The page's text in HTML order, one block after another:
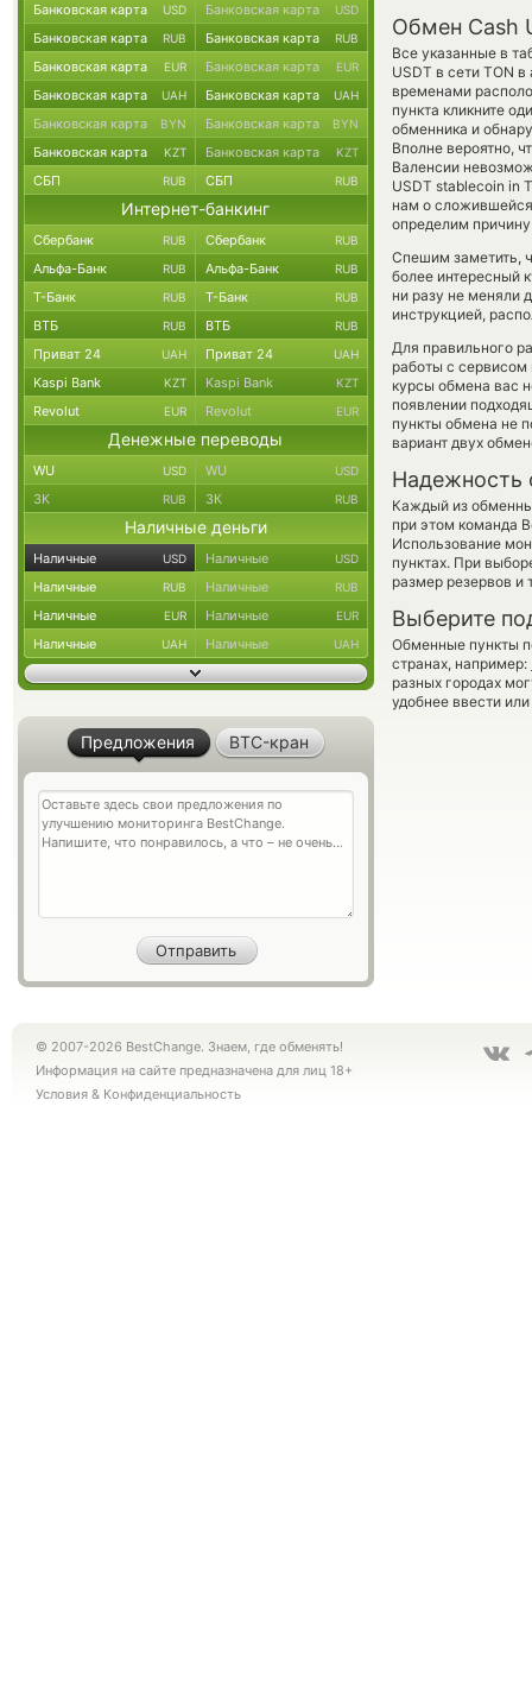
Обмен Cash
Все указанные в
USDT в сети TON
временами
пункта кликните
обменника и
Вполне вероятно,
Валенсии
USDT stablecoin in
нам о
определим
Спешим заметить,
более интересный
ни разу не меняли
инструкцией,
Для правильного
работы с
курсы обмена вас
появлении
пункты обмена не
вариант двух
Надежность
Каждый из
при этом команда
Использование
пунктах. При
размер резервов и
Выберите
Обменные пункты
странах, например:
разных городах
удобнее ввести
Банковская карта USD Банковская карта USD
Банковская карта RUB Банковская карта RUB
Банковская карта EUR Банковская карта EUR
Банковская карта UAH Банковская карта UAH
Банковская карта BYN Банковская карта BYN
Банковская карта KZT Банковская карта KZT
СБП RUB СБП RUB
Интернет-банкинг
Сбербанк RUB Сбербанк RUB
Альфа-Банк RUB Альфа-Банк RUB
Т-Банк RUB Т-Банк RUB
ВТБ RUB ВТБ RUB
Приват 24 UAH Приват 24 UAH
Kaspi Bank KZT Kaspi Bank KZT
Revolut EUR Revolut EUR
Денежные переводы
WU USD WU USD
ЗК RUB ЗК RUB
Наличные деньги
Наличные USD Наличные USD
Наличные RUB Наличные RUB
Наличные EUR Наличные EUR
Наличные UAH Наличные UAH
Предложения BTC-кран
© 2007-2026 BestChange. Знаем, где обменять!
Информация на сайте предназначена для лиц 18+
Условия & Конфиденциальность